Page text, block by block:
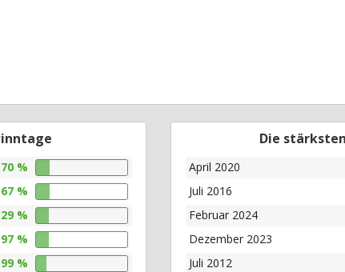
%
%
%
%
%
Die
April 2020
Juli 2016
Februar 2024
Dezember 2023
Juli 2012